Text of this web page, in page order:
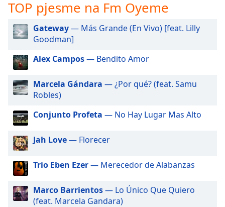
dialog
subtitles
off
selected
Audio
Track
Picture-
in-
Fullscreen
This
modal
window.
Beginning
TOP pjesme na Fm Oyeme
Gateway— Más Grande (En Vivo) [feat. Lilly
Goodman]
Alex Campos— Bendito Amor
Marcela Gándara — ¿Por qué? (feat. Samu
Robles)
Conjunto Profeta — No Hay Lugar Mas Alto
Jah Love— Florecer
Trio Eben Ezer— Merecedor de Alabanzas
Marco Barrientos— Lo Único Que Quiero
(feat. Marcela Gandara)